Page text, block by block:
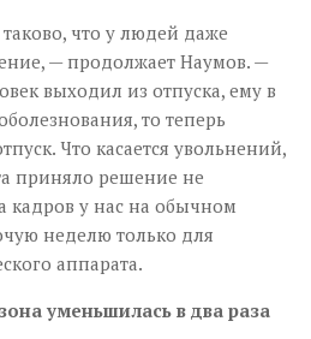
что у людей даже
— продолжает Наумов. —
выходил из отпуска, ему в
то теперь
Что касается увольнений,
приняло решение не
кадров у нас на обычном
неделю только для
аппарата.
уменьшилась в два раза